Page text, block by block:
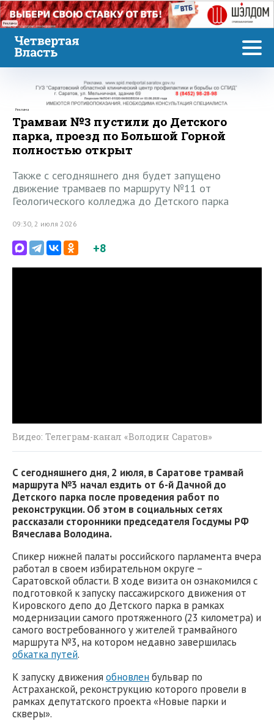
Реклама
Реклама
Трамваи №3 пустили до Детского
парка, проезд по Большой Горной
полностью открыт
Также с сегодняшнего дня будет запущено
движение трамваев по маршруту №11 от
Геологического колледжа до Детского парка
09:30, 2 июля 2026
+8
Видео: Телеграм-канал «Володин Саратов»
С сегодняшнего дня, 2 июля, в Саратове трамвай
маршрута №3 начал ездить от 6-й Дачной до
Детского парка после проведения работ по
реконструкции. Об этом в социальных сетях
рассказали сторонники председателя Госдумы РФ
Вячеслава Володина.
Спикер нижней палаты российского парламента вчера
работал в своем избирательном округе –
Саратовской области. В ходе визита он ознакомился с
подготовкой к запуску пассажирского движения от
Кировского депо до Детского парка в рамках
модернизации самого протяженного (23 километра) и
самого востребованного у жителей трамвайного
маршрута №3, на котором недавно завершилась
обкатка путей.
К запуску движения обновлен бульвар по
Астраханской, реконструкцию которого провели в
рамках депутатского проекта «Новые парки и
скверы».